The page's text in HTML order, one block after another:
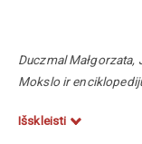
Duczmal
Mokslo ir
Išskleisti